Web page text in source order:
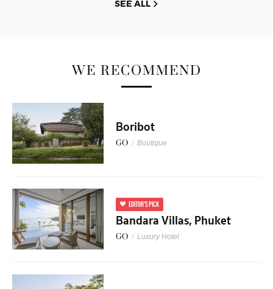
SEE ALL
WE RECOMMEND
Boribot
GO / Boutique
EDITOR'S PICK
Bandara Villas, Phuket
GO / Luxury Hotel